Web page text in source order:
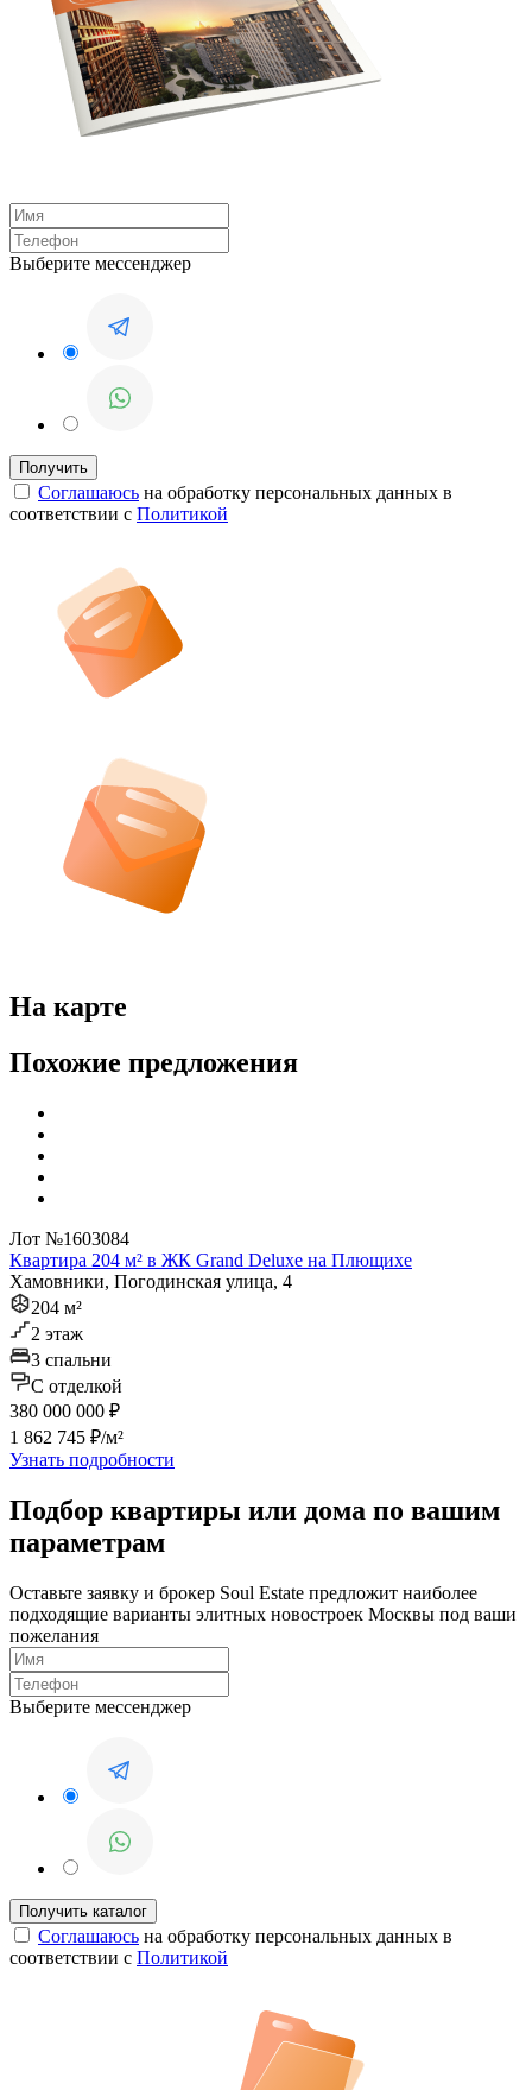
Выберите мессенджер
Соглашаюсь на обработку персональных данных в
соответствии с Политикой
На карте
Похожие предложения
Лот №1603084
Квартира 204 м² в ЖК Grand Deluxe на Плющихе
Хамовники, Погодинская улица, 4
204 м²
2 этаж
3 спальни
C отделкой
380 000 000 ₽
1 862 745 ₽/м²
Узнать подробности
Подбор квартиры или дома по вашим
параметрам
Оставьте заявку и брокер Soul Estate предложит наиболее
подходящие варианты элитных новостроек Москвы под ваши
пожелания
Выберите мессенджер
Соглашаюсь на обработку персональных данных в
соответствии с Политикой